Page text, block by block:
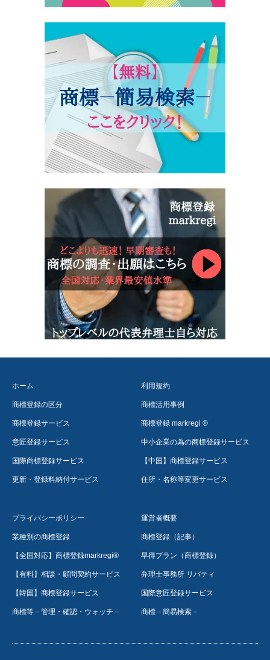
ホーム
商標登録の区分
商標登録サービス
意匠登録サービス
国際商標登録サービス
更新・登録料納付サービス
利用規約
商標活用事例
商標登録 markregi ®
中小企業の為の商標登録サービス
【中国】商標登録サービス
住所・名称等変更サービス
プライバシーポリシー
業種別の商標登録
【全国対応】商標登録markregi®
【有料】相談・顧問契約サービス
【韓国】商標登録サービス
商標等－管理・確認・ウォッチ－
運営者概要
商標登録（記事）
早得プラン（商標登録）
弁理士事務所 リバティ
国際意匠登録サービス
商標－簡易検索－